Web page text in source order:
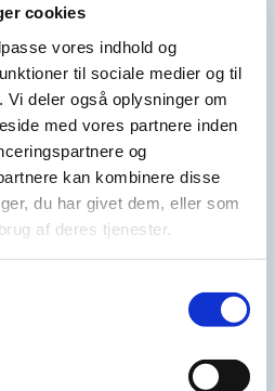
cookies
vores indhold og
til sociale medier og til
deler også oplysninger om
med vores partnere inden
og
kan kombinere disse
du har givet dem, eller som
af deres tjenester.
levere forskellige
reklame-
tjenester,
herunder realtids-
bud fra
tredjeparts-
annoncører.
Benyttes af
Google Adsense
3 mdr.